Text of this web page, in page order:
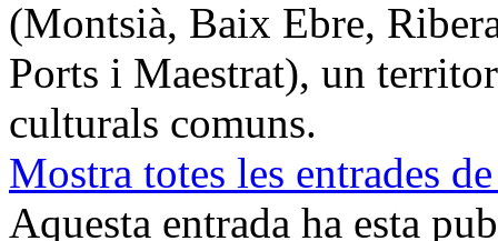
(Montsià, Baix Ebre,
Ports i Maestrat), un
culturals comuns.
Mostra totes les entrades
Aquesta entrada ha esta